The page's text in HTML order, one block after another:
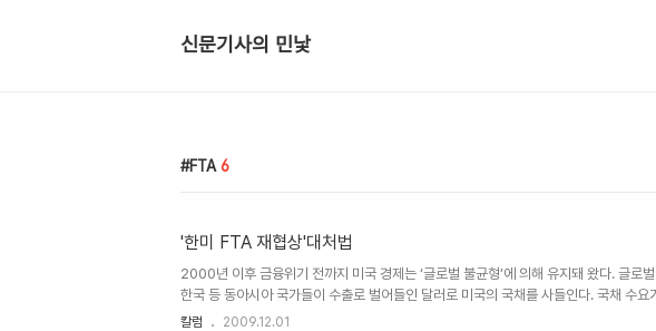
신문기사의 민낯
FTA 6
'한미 FTA 재협상'대처법
2000년 이후 금융위기 전까지 미국 경제는 ‘글로벌 불균형’에 의해 유지돼 왔다. 글로
한국 등 동아시아 국가들이 수출로 벌어들인 달러로 미국의 국채를 사들인다. 국채 수
안정돼 신용 창출도 활발해진다. 소비가 국내총생산(GDP)의 70%를 차지하는 미국 국
칼럼 2009.12.01